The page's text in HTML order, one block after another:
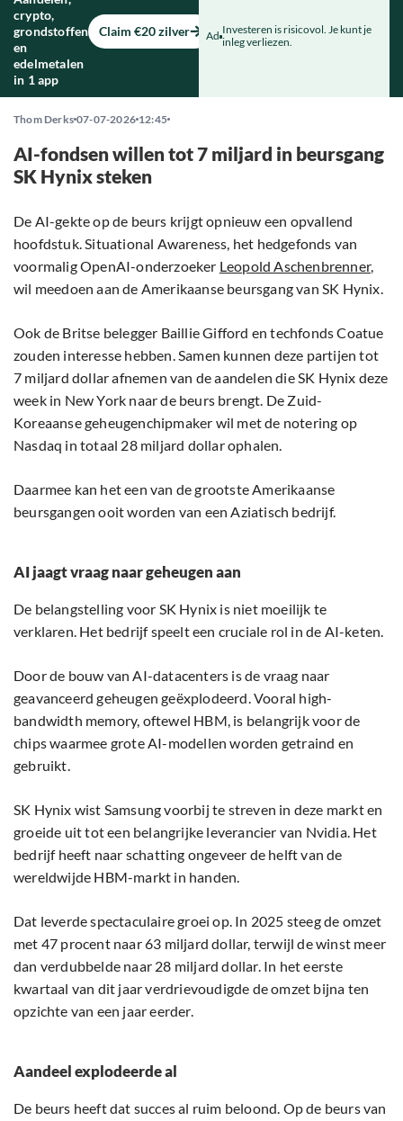
crypto,
grondstoffen
en
edelmetalen
in 1 app
Claim €20 zilver Ad Investeren is risicovol. Je kunt je
inleg verliezen.
Thom Derks 07-07-2026 12:45
AI-fondsen willen tot 7 miljard in beursgang
SK Hynix steken
De AI-gekte op de beurs krijgt opnieuw een opvallend
hoofdstuk. Situational Awareness, het hedgefonds van
voormalig OpenAI-onderzoeker Leopold Aschenbrenner,
wil meedoen aan de Amerikaanse beursgang van SK Hynix.
Ook de Britse belegger Baillie Gifford en techfonds Coatue
zouden interesse hebben. Samen kunnen deze partijen tot
7 miljard dollar afnemen van de aandelen die SK Hynix deze
week in New York naar de beurs brengt. De Zuid-
Koreaanse geheugenchipmaker wil met de notering op
Nasdaq in totaal 28 miljard dollar ophalen.
Daarmee kan het een van de grootste Amerikaanse
beursgangen ooit worden van een Aziatisch bedrijf.
AI jaagt vraag naar geheugen aan
De belangstelling voor SK Hynix is niet moeilijk te
verklaren. Het bedrijf speelt een cruciale rol in de AI-keten.
Door de bouw van AI-datacenters is de vraag naar
geavanceerd geheugen geëxplodeerd. Vooral high-
bandwidth memory, oftewel HBM, is belangrijk voor de
chips waarmee grote AI-modellen worden getraind en
gebruikt.
SK Hynix wist Samsung voorbij te streven in deze markt en
groeide uit tot een belangrijke leverancier van Nvidia. Het
bedrijf heeft naar schatting ongeveer de helft van de
wereldwijde HBM-markt in handen.
Dat leverde spectaculaire groei op. In 2025 steeg de omzet
met 47 procent naar 63 miljard dollar, terwijl de winst meer
dan verdubbelde naar 28 miljard dollar. In het eerste
kwartaal van dit jaar verdrievoudigde de omzet bijna ten
opzichte van een jaar eerder.
Aandeel explodeerde al
De beurs heeft dat succes al ruim beloond. Op de beurs van